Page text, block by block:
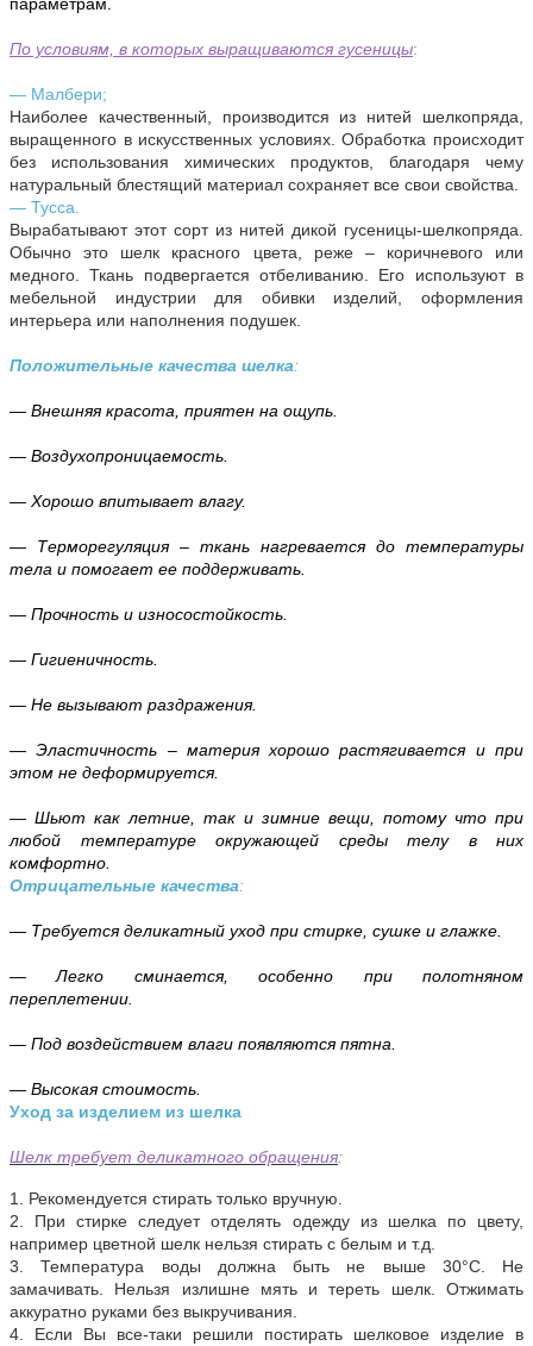
параметрам.
По условиям, в которых выращиваются гусеницы:
— Малбери;
Наиболее качественный, производится из нитей шелкопряда,
выращенного в искусственных условиях. Обработка происходит
без использования химических продуктов, благодаря чему
натуральный блестящий материал сохраняет все свои свойства.
— Тусса.
Вырабатывают этот сорт из нитей дикой гусеницы-шелкопряда.
Обычно это шелк красного цвета, реже – коричневого или
медного. Ткань подвергается отбеливанию. Его используют в
мебельной индустрии для обивки изделий, оформления
интерьера или наполнения подушек.
Положительные качества шелка:
— Внешняя красота, приятен на ощупь.
— Воздухопроницаемость.
— Хорошо впитывает влагу.
— Терморегуляция – ткань нагревается до температуры
тела и помогает ее поддерживать.
— Прочность и износостойкость.
— Гигиеничность.
— Не вызывают раздражения.
— Эластичность – материя хорошо растягивается и при
этом не деформируется.
— Шьют как летние, так и зимние вещи, потому что при
любой температуре окружающей среды телу в них
комфортно.
Отрицательные качества:
— Требуется деликатный уход при стирке, сушке и глажке.
— Легко сминается, особенно при полотняном
переплетении.
— Под воздействием влаги появляются пятна.
— Высокая стоимость.
Уход за изделием из шелка
Шелк требует деликатного обращения:
1. Рекомендуется стирать только вручную.
2. При стирке следует отделять одежду из шелка по цвету,
например цветной шелк нельзя стирать с белым и т.д.
3. Температура воды должна быть не выше 30°С. Не
замачивать. Нельзя излишне мять и тереть шелк. Отжимать
аккуратно руками без выкручивания.
4. Если Вы все-таки решили постирать шелковое изделие в